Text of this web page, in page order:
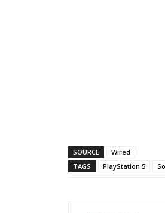
SOURCE
Wired
TAGS
PlayStation 5